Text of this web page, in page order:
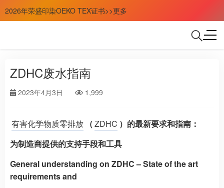
2026年荣盛印染OEKO TEX证书>>更多
ZDHC废水指南
2023年4月3日 1,999
有害化学物质零排放 （ZDHC ）的最新要求和指南：
为制造商提供的支持手段和工具
General understanding on ZDHC – State of the art
requirements and